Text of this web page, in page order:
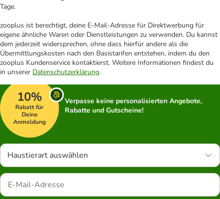
Tage.
zooplus ist berechtigt, deine E-Mail-Adresse für Direktwerbung für
eigene ähnliche Waren oder Dienstleistungen zu verwenden. Du kannst
dem jederzeit widersprechen, ohne dass hierfür andere als die
Übermittlungskosten nach den Basistarifen entstehen, indem du den
zooplus Kundenservice kontaktierst. Weitere Informationen findest du
in unserer Datenschutzerklärung.
10%
Rabatt für
Deine
Anmeldung
Verpasse keine personalisierten Angebote,
Rabatte und Gutscheine!
Haustierart auswählen